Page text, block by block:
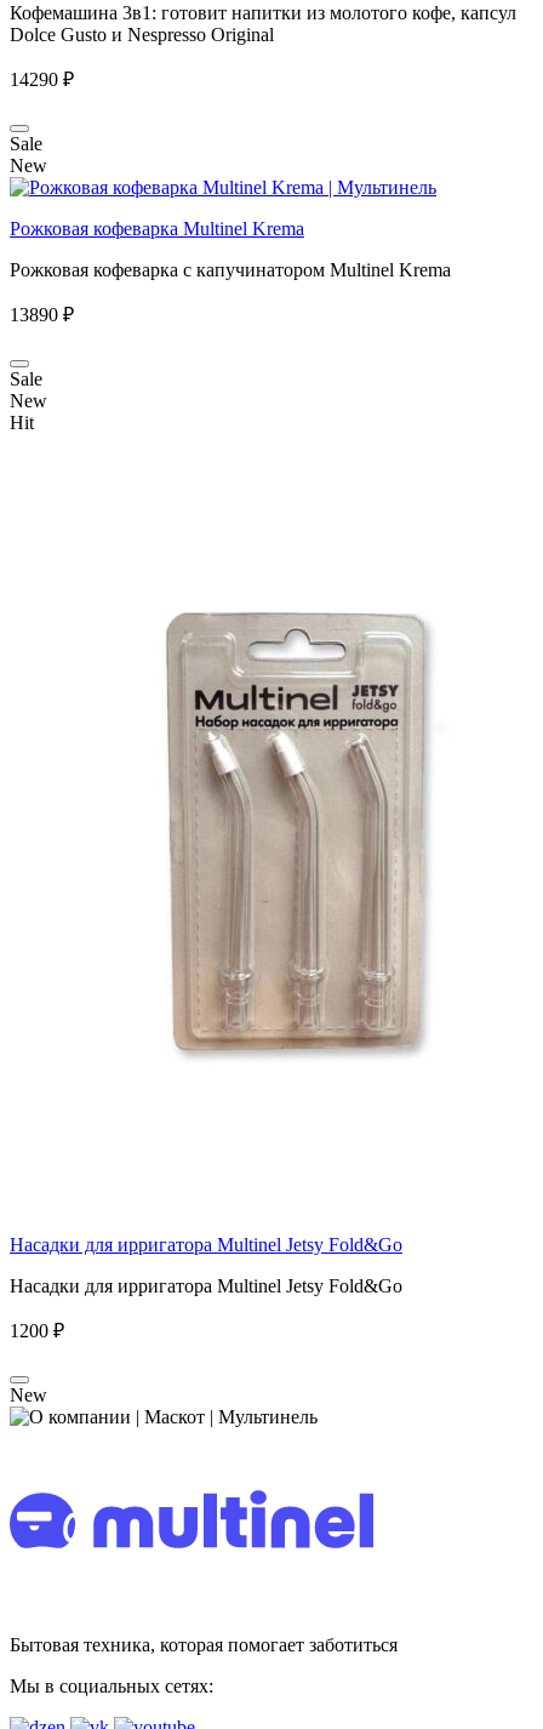
Кофемашина 3в1: готовит напитки из молотого кофе, капсул
Dolce Gusto и Nespresso Original
14290 ₽
Sale
New
Рожковая кофеварка Multinel Krema
Рожковая кофеварка с капучинатором Multinel Krema
13890 ₽
Sale
New
Hit
Насадки для ирригатора Multinel Jetsy Fold&Go
Насадки для ирригатора Multinel Jetsy Fold&Go
1200 ₽
New
Бытовая техника, которая помогает заботиться
Мы в социальных сетях: